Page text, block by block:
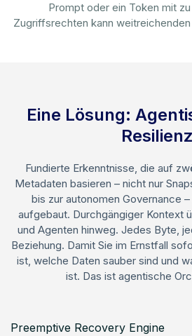
Prompt oder ein Token mit
Zugriffsrechten kann
Eine Lösung:
Resilienz
Fundierte Erkenntnisse, die auf
Metadaten basieren – nicht nur
bis zur autonomen Governance
aufgebaut. Durchgängiger Kontext
und Agenten hinweg. Jedes Byte,
Beziehung. Damit Sie im Ernstfall
ist, welche Daten sauber sind und
ist. Das ist agentische
Preemptive Recovery Engine